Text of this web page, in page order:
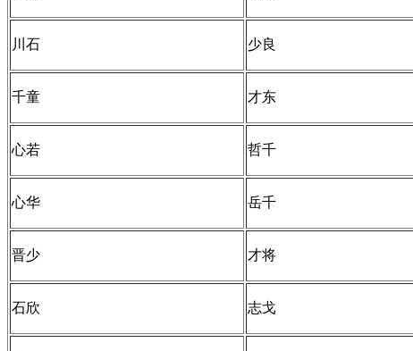
川石 少良
千童 才东
心若 哲千
心华 岳千
晋少 才将
石欣 志戈